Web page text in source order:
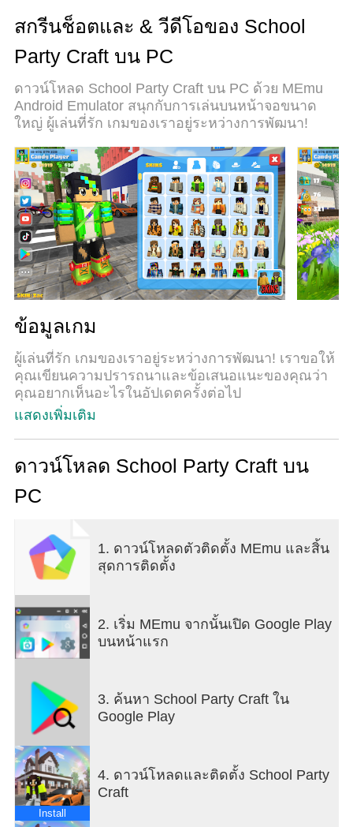
PC. เล่นนานแค่ไหนก็ได้, ไม่ต้องชาร์จแบตเตอรี่, หรือ
เจอคนโทรเข้ามาระหว่างเล่น. MEmu 9 เป็นตัวเลือก
สำหรับการเล่น School Party Craft บน PC. ทางทีม
เหมือนเล่น School Party Craft เป็นเกม PC เช่นเล็ง
ด้วยเม้าส์หรือใช้คีย์บอร์ด. ระบบของเรายังทำให้คุณ
สามารถเปิดเล่นได้มากกว่า 2 เกมพร้อมๆกันในคอม
สามารถทำให้คุณใช้ระบบของ PC ทำให้เกมลื่น
เหมือนกับใช้โทรศัพท์รุ่นล่าสุด. เราไม่ได้ดูแลเรื่องการ
เล่นเกม, แต่เราดูแลถึงความสนุกสนานที่คุณได้จาก
การเล่นด้วย.
สกรีนช็อตและ & วีดีโอของ School
Party Craft บน PC
ดาวน์โหลด School Party Craft บน PC ด้วย MEmu
Android Emulator สนุกกับการเล่นบนหน้าจอขนาด
ใหญ่ ผู้เล่นที่รัก เกมของเราอยู่ระหว่างการพัฒนา!
ข้อมูลเกม
ผู้เล่นที่รัก เกมของเราอยู่ระหว่างการพัฒนา! เราขอให้
คุณเขียนความปรารถนาและข้อเสนอแนะของคุณว่า
คุณอยากเห็นอะไรในอัปเดตครั้งต่อไป
คุณมีเมืองใหญ่ที่พร้อมให้คุณใช้งาน ซึ่งมีทั้งเด็กผู้หญิง
คุณไม่เพียงแต่ต้องออกไปเที่ยวและช้อปปิ้งเท่านั้น แต่
รถสุดเท่ด้วยซ้ำ!
ในเมืองนี้ ความเป็นไปได้ของคุณไม่มีขอบเขต: สร้าง
บ้าน ซื้อบล็อก เฟอร์นิเจอร์ และประตูเป็นเพียงจุดเริ่ม
ต้นของการผจญภัยครั้งยิ่งใหญ่
ว่ายน้ำในสระ ดูหนัง และเต้นรำในดิสโก้สุดมันส์!
ประดิษฐ์และสร้าง:
สามารถรื้อบ้านที่ซื้อมาและสร้างกระท่อมในฝันของ
คุณได้
คอลเลกชันบล็อกต่างๆ มากมายสำหรับการก่อสร้าง
เฟอร์นิเจอร์หลายร้อยประเภทสำหรับทุกความ
ต้องการ: เก้าอี้ โต๊ะ โซฟาและเตียง ตู้เสื้อผ้า และอื่นๆ
อีกมากมาย ประตู ต้นไม้ในบ้าน และโคมระย้าจะ
ทำให้การออกแบบบ้านของคุณสมบูรณ์แบบ
แสดงเพิ่มเติม
ดาวน์โหลด School Party Craft บน
PC
1. ดาวน์โหลดตัวติดตั้ง MEmu และสิ้น
สุดการติดตั้ง
2. เริ่ม MEmu จากนั้นเปิด Google Play
บนหน้าแรก
3. ค้นหา School Party Craft ใน
Google Play
Install
4. ดาวน์โหลดและติดตั้ง School Party
Craft